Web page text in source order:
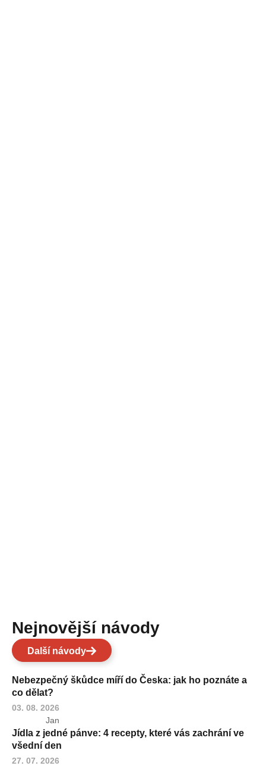
Nejnovější návody
Další návody
Nebezpečný škůdce míří do Česka: jak ho poznáte a
co dělat?
03. 08. 2026
Jan
Jídla z jedné pánve: 4 recepty, které vás zachrání ve
všední den
27. 07. 2026